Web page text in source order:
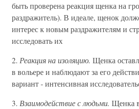
быть проверена реакция щенка на
раздражитель). В идеале, щенок
интерес к новым раздражителям и
исследовать их
2. Реакция на изоляцию. Щенка
в вольере и наблюдают за его
вариант - интенсивная
3. Взаимодействие с людьми. Щенка